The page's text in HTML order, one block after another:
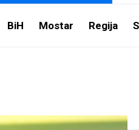
BiH Mostar Regija